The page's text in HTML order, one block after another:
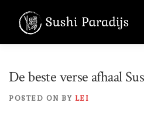
content
De beste verse afhaal
POSTED ON BY LEI